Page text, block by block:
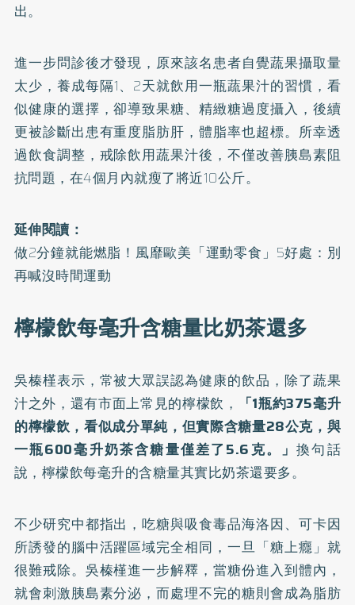
出。
進一步問診後才發現，原來該名患者自覺蔬果攝取量
太少，養成每隔1、2天就飲用一瓶蔬果汁的習慣，看
似健康的選擇，卻導致果糖、精緻糖過度攝入，後續
更被診斷出患有重度脂肪肝，體脂率也超標。所幸透
過飲食調整，戒除飲用蔬果汁後，不僅改善胰島素阻
抗問題，在4個月內就瘦了將近10公斤。
延伸閱讀：
做2分鐘就能燃脂！風靡歐美「運動零食」5好處：別
再喊沒時間運動
檸檬飲每毫升含糖量比奶茶還多
吳榛槿表示，常被大眾誤認為健康的飲品，除了蔬果
汁之外，還有市面上常見的檸檬飲，
「1瓶約375毫升
的檸檬飲，看似成分單純，但實際含糖量28公克，與
一瓶600毫升奶茶含糖量僅差了5.6克。」換句話
說，檸檬飲每毫升的含糖量其實比奶茶還要多。
不少研究中都指出，吃糖與吸食毒品海洛因、可卡因
所誘發的腦中活躍區域完全相同，一旦「糖上癮」就
很難戒除。吳榛槿進一步解釋，當糖份進入到體內，
就會刺激胰島素分泌，而處理不完的糖則會成為脂肪